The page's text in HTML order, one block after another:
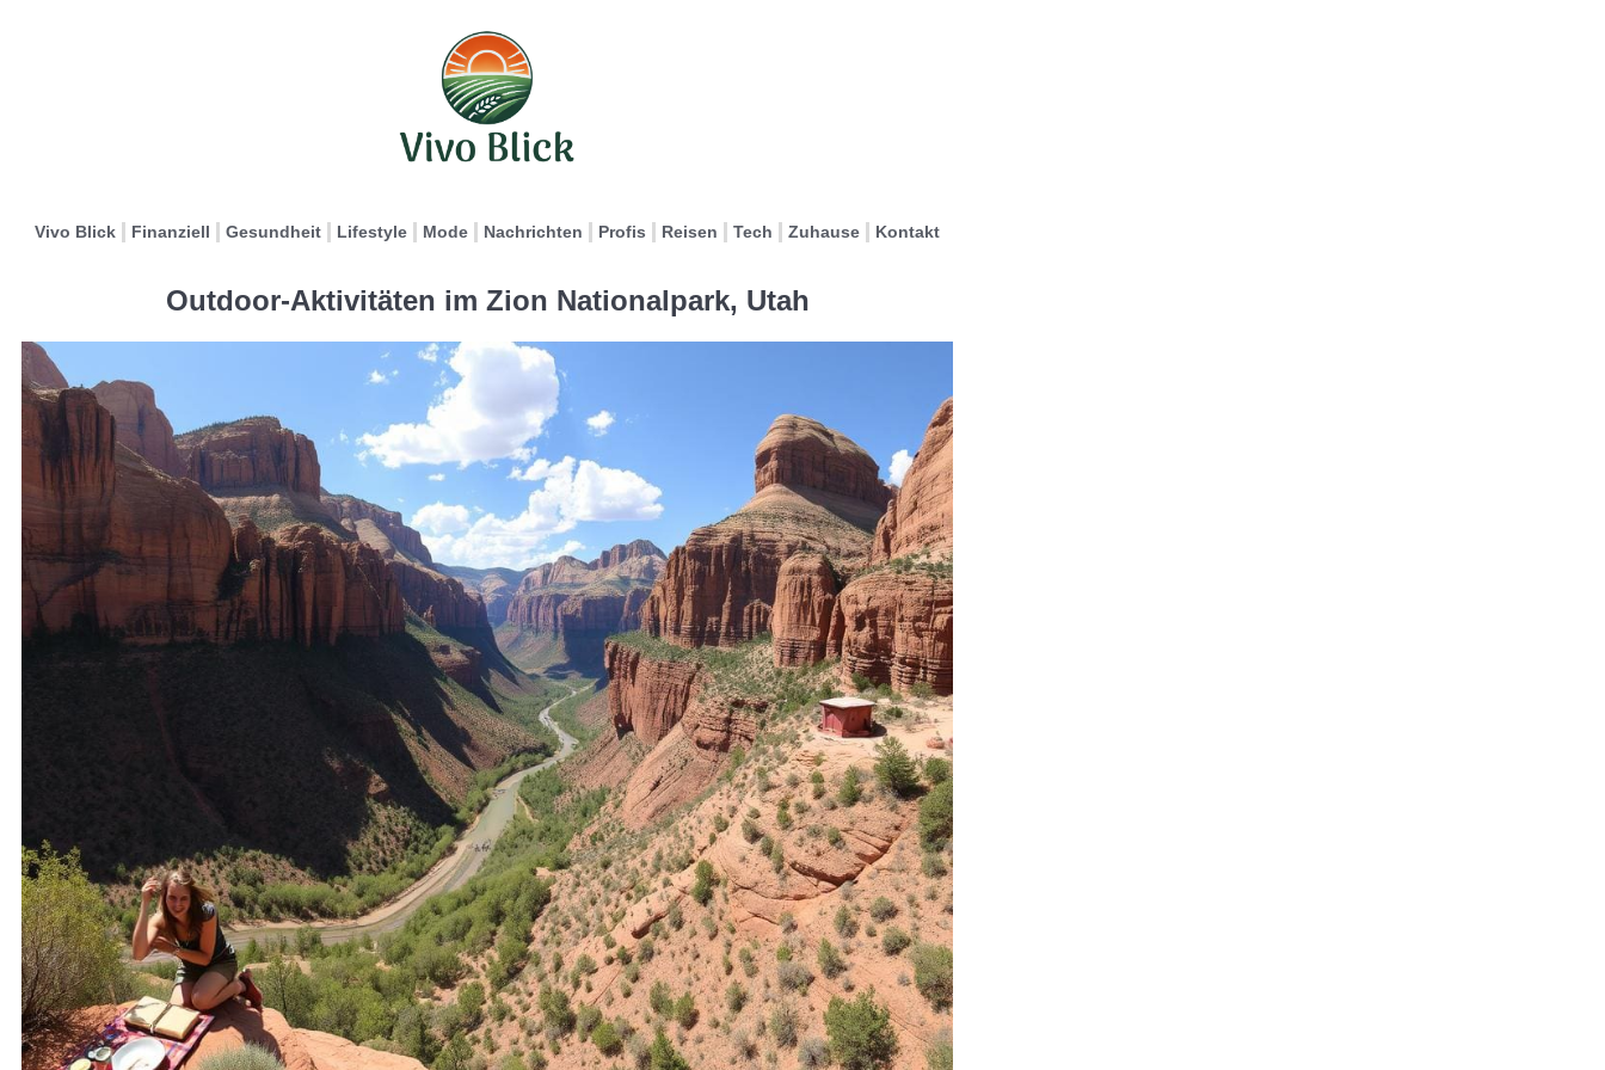
Vivo Blick Finanziell Gesundheit Lifestyle Mode Nachrichten Profis Reisen Tech Zuhause Kontakt
Outdoor-Aktivitäten im Zion Nationalpark, Utah